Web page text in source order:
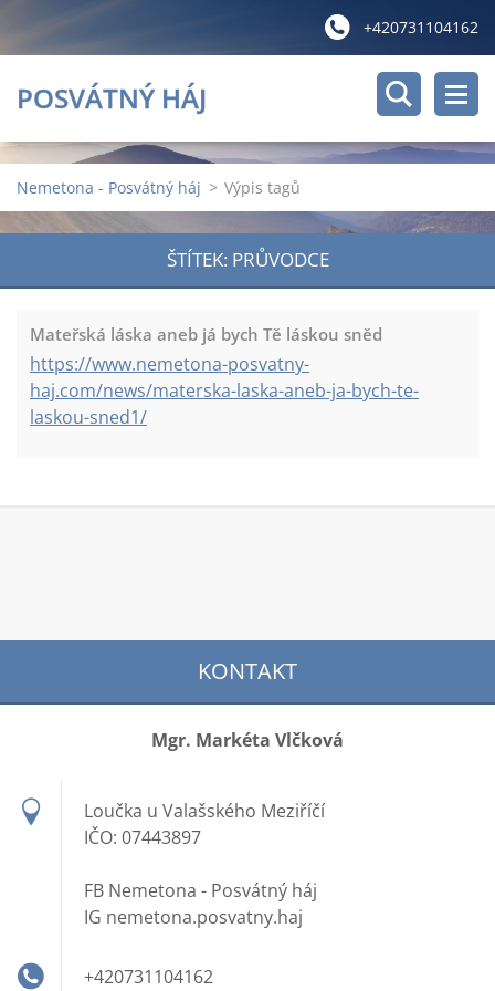
+420731104162
POSVÁTNÝ HÁJ
Nemetona - Posvátný háj > Výpis tagů
ŠTÍTEK: PRŮVODCE
Mateřská láska aneb já bych Tě láskou sněd
https://www.nemetona-posvatny-
haj.com/news/materska-laska-aneb-ja-bych-te-
laskou-sned1/
KONTAKT
Mgr. Markéta Vlčková
Loučka u Valašského Meziříčí
IČO: 07443897
FB Nemetona - Posvátný háj
IG nemetona.posvatny.haj
+420731104162